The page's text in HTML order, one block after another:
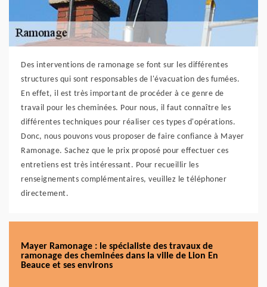
Des interventions de ramonage se font sur les différentes
structures qui sont responsables de l'évacuation des fumées.
En effet, il est très important de procéder à ce genre de
travail pour les cheminées. Pour nous, il faut connaître les
différentes techniques pour réaliser ces types d'opérations.
Donc, nous pouvons vous proposer de faire confiance à Mayer
Ramonage. Sachez que le prix proposé pour effectuer ces
entretiens est très intéressant. Pour recueillir les
renseignements complémentaires, veuillez le téléphoner
directement.
Mayer Ramonage : le spécialiste des travaux de
ramonage des cheminées dans la ville de Lion En
Beauce et ses environs